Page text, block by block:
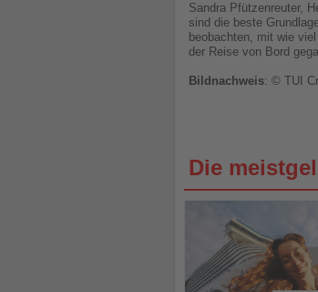
Sandra Pfützenreuter,
sind die beste
beobachten, mit wie
der Reise von Bord
Bildnachweis: © TUI
Die